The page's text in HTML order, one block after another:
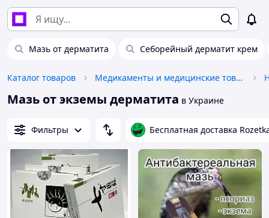
Мазь от дерматита Себорейный дерматит крем
Каталог товаров Медикаменты и медицинские товары
Мазь от экземы дерматита в Украине
Фильтры Бесплатная доставка